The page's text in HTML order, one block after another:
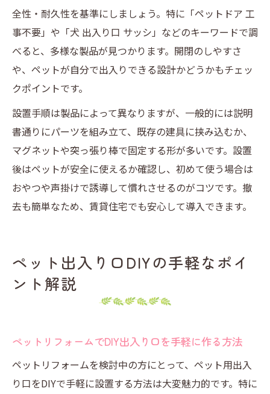
全性・耐久性を基準にしましょう。特に「ペットドア 工
事不要」や「犬 出入り口 サッシ」などのキーワードで調
べると、多様な製品が見つかります。開閉のしやすさ
や、ペットが自分で出入りできる設計かどうかもチェッ
クポイントです。
設置手順は製品によって異なりますが、一般的には説明
書通りにパーツを組み立て、既存の建具に挟み込むか、
マグネットや突っ張り棒で固定する形が多いです。設置
後はペットが安全に使えるか確認し、初めて使う場合は
おやつや声掛けで誘導して慣れさせるのがコツです。撤
去も簡単なため、賃貸住宅でも安心して導入できます。
ペット出入り口DIYの手軽なポイ
ント解説
ペットリフォームでDIY出入り口を手軽に作る方法
ペットリフォームを検討中の方にとって、ペット用出入
り口をDIYで手軽に設置する方法は大変魅力的です。特に